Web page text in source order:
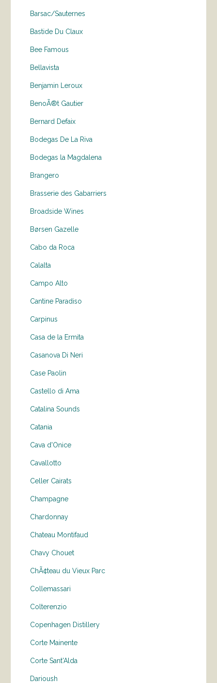
Barsac/Sauternes
Bastide Du Claux
Bee Famous
Bellavista
Benjamin Leroux
BenoÃ®t Gautier
Bernard Defaix
Bodegas De La Riva
Bodegas la Magdalena
Brangero
Brasserie des Gabarriers
Broadside Wines
Børsen Gazelle
Cabo da Roca
Calalta
Campo Alto
Cantine Paradiso
Carpinus
Casa de la Ermita
Casanova Di Neri
Case Paolin
Castello di Ama
Catalina Sounds
Catania
Cava d'Onice
Cavallotto
Celler Cairats
Champagne
Chardonnay
Chateau Montifaud
Chavy Chouet
ChÃ¢teau du Vieux Parc
Collemassari
Colterenzio
Copenhagen Distillery
Corte Mainente
Corte Sant'Alda
Darioush